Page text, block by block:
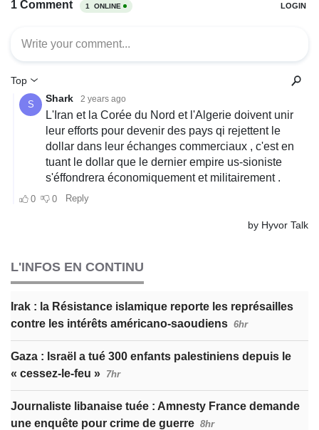
L'INFOS EN CONTINU
Irak : la Résistance islamique reporte les représailles
contre les intérêts américano-saoudiens 6hr
Gaza : Israël a tué 300 enfants palestiniens depuis le
« cessez-le-feu » 7hr
Journaliste libanaise tuée : Amnesty France demande
une enquête pour crime de guerre 8hr